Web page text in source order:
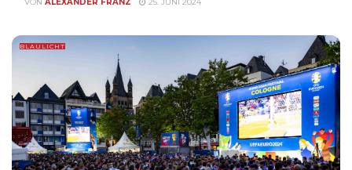
VON ALEXANDER FRANZ 25. JUNI 2024
BLAULICHT